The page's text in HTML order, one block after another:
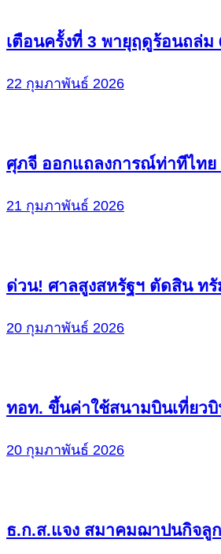
เตือนครั้งที่ 3 พายุฤดูร้อนถล่ม
22 กุมภาพันธ์ 2026
ศุภจี ออกแถลงการณ์ท่าทีไท
21 กุมภาพันธ์ 2026
ด่วน! ศาลสูงสหรัฐฯ ตัดสิน ท
20 กุมภาพันธ์ 2026
ทอท. ขึ้นค่าใช้สนามบินเที่ยวบิ
20 กุมภาพันธ์ 2026
ธ.ก.ส.แจง สมาคมฌาปนกิจลู